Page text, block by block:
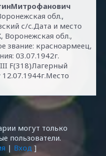
обл.,
с/с.Дата и место
Воронежская обл.,
звание: красноармеец,
03.07.1942г.
F(318)Лагерный
могут только
пользователи.
| Вход ]